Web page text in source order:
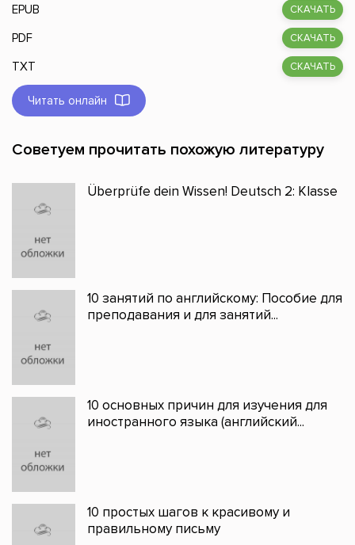
EPUB СКАЧАТЬ
PDF СКАЧАТЬ
TXT СКАЧАТЬ
Читать онлайн
Советуем прочитать похожую литературу
Überprüfe dein Wissen! Deutsch 2: Klasse
10 занятий по английскому: Пособие для
преподавания и для занятий...
10 основных причин для изучения для
иностранного языка (английский...
10 простых шагов к красивому и
правильному письму